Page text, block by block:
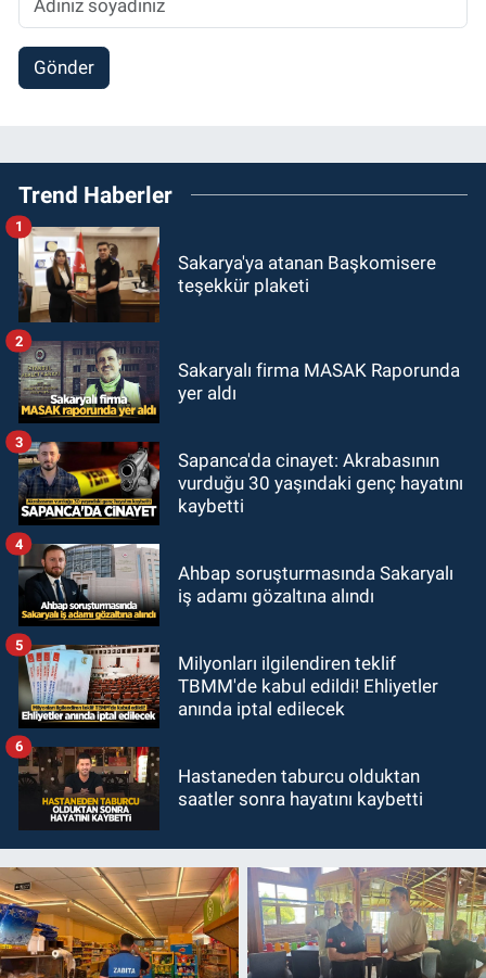
Gönder
Trend Haberler
Sakarya'ya atanan Başkomisere
teşekkür plaketi
1
Sakaryalı firma MASAK Raporunda
yer aldı
2
Sapanca'da cinayet: Akrabasının
vurduğu 30 yaşındaki genç hayatını
kaybetti
3
Ahbap soruşturmasında Sakaryalı
iş adamı gözaltına alındı
4
Milyonları ilgilendiren teklif
TBMM'de kabul edildi! Ehliyetler
anında iptal edilecek
5
Hastaneden taburcu olduktan
saatler sonra hayatını kaybetti
6